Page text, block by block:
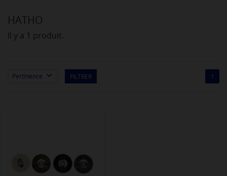
HATHO
Il y a 1 produit.
Pertinence  FILTRER 1